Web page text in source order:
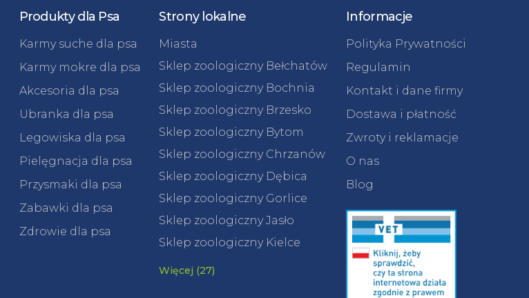
Produkty dla Psa
Karmy suche dla psa
Karmy mokre dla psa
Akcesoria dla psa
Ubranka dla psa
Legowiska dla psa
Pielęgnacja dla psa
Przysmaki dla psa
Zabawki dla psa
Zdrowie dla psa
Strony lokalne
Miasta
Sklep zoologiczny Bełchatów
Sklep zoologiczny Bochnia
Sklep zoologiczny Brzesko
Sklep zoologiczny Bytom
Sklep zoologiczny Chrzanów
Sklep zoologiczny Dębica
Sklep zoologiczny Gorlice
Sklep zoologiczny Jasło
Sklep zoologiczny Kielce
Więcej (27)
Informacje
Polityka Prywatności
Regulamin
Kontakt i dane firmy
Dostawa i płatność
Zwroty i reklamacje
O nas
Blog